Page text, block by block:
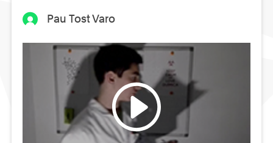
Pau Tost Varo